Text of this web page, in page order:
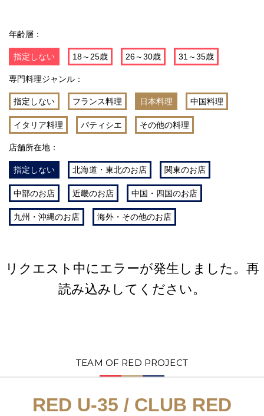
年齢層：
指定しない 18～25歳 26～30歳 31～35歳
専門料理ジャンル：
指定しない フランス料理 日本料理 中国料理
イタリア料理 パティシエ その他の料理
店舗所在地：
指定しない 北海道・東北のお店 関東のお店
中部のお店 近畿のお店 中国・四国のお店
九州・沖縄のお店 海外・その他のお店
リクエスト中にエラーが発生しました。再
読み込みしてください。
TEAM OF RED PROJECT
RED U-35 / CLUB RED